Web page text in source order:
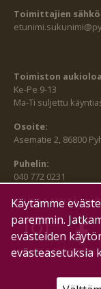
Toimittajien
Toimiston
Ke-Pe 9-13
Ma-Ti suljettu
Osoite:
Asematie 2, 86800
Puhelin:
040 772 0231
SEURAA MEITÄ
HALLITSE EVÄSTEITÄ
Käytämme
paremmin.
evästeiden
evästeasetuksia